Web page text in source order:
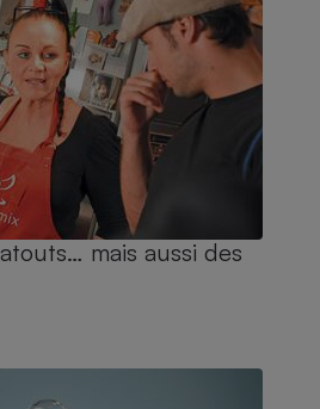
mais aussi des